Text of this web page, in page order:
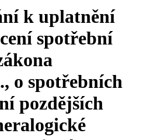
k uplatnění
spotřební
o spotřebních
pozdějších